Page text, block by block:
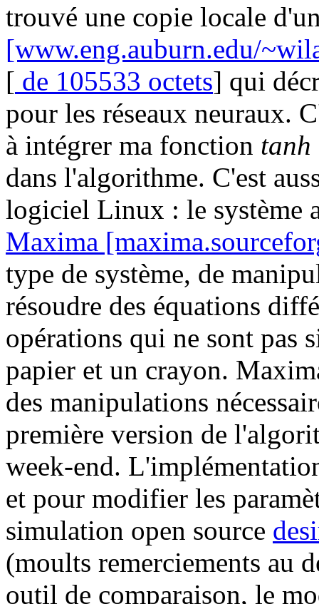
trouvé une copie locale
[www.eng.auburn.edu/
[ de 105533 octets] qui
pour les réseaux neuraux.
à intégrer ma fonction tanh
dans l'algorithme. C'est
logiciel Linux : le système
Maxima
type de système, de
résoudre des équations
opérations qui ne sont pas
papier et un crayon.
des manipulations
première version de
week-end.
et pour modifier les
simulation open source
(moults remerciements au
outil de comparaison, le